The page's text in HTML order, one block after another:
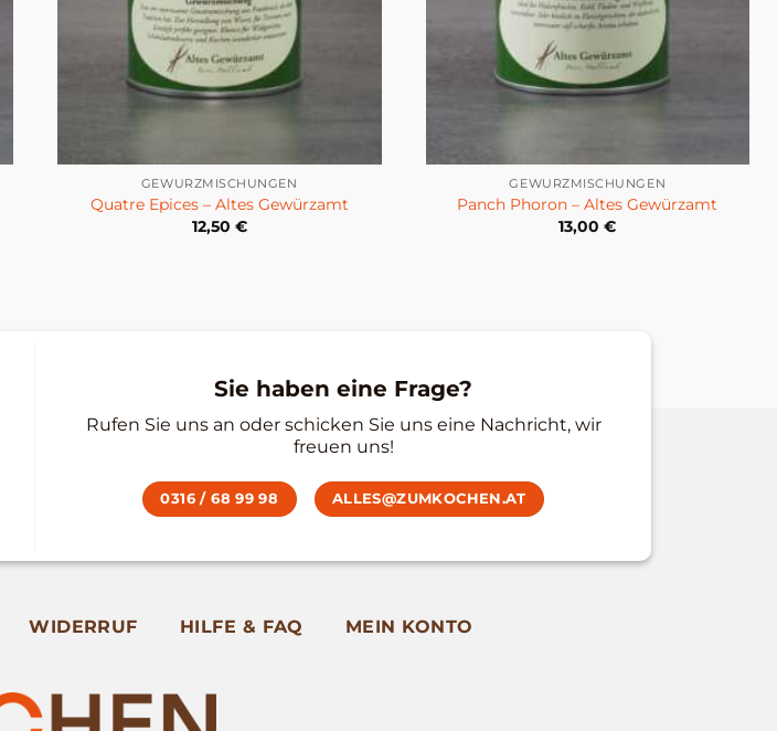
GEWÜRZMISCHUNGEN
Quatre Epices – Altes Gewürzamt
12,50 €
GEWÜRZMISCHUNGEN
Panch Phoron – Altes Gewürzamt
13,00€
Sie haben eine Frage?
Rufen Sie uns an oder schicken Sie uns eine Nachricht, wir
freuen uns!
0316 / 68 99 98 ALLES@ZUMKOCHEN.AT
WIDERRUF HILFE & FAQ MEIN KONTO